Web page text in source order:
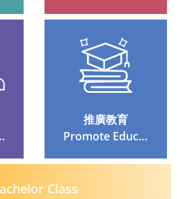
Tudents
推廣教育
Promote Educati
Class